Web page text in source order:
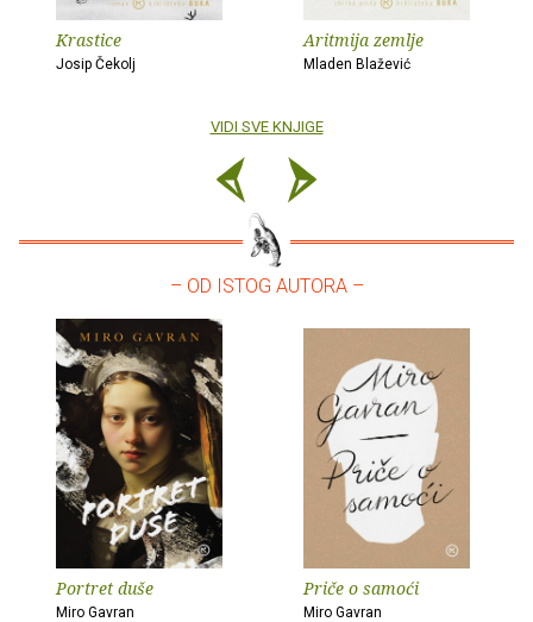
Krastice
Josip Čekolj
Aritmija zemlje
Mladen Blažević
VIDI SVE KNJIGE
– OD ISTOG AUTORA –
Portret duše
Miro Gavran
Priče o samoći
Miro Gavran